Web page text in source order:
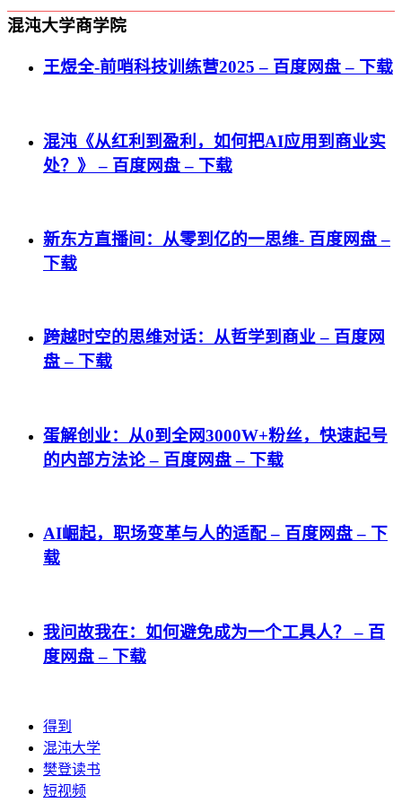
混沌大学商学院
王煜全-前哨科技训练营2025 – 百度网盘 – 下载
混沌《从红利到盈利，如何把AI应用到商业实
处？》 – 百度网盘 – 下载
新东方直播间：从零到亿的一思维- 百度网盘 –
下载
跨越时空的思维对话：从哲学到商业 – 百度网
盘 – 下载
蛋解创业：从0到全网3000W+粉丝，快速起号
的内部方法论 – 百度网盘 – 下载
AI崛起，职场变革与人的适配 – 百度网盘 – 下
载
我问故我在：如何避免成为一个工具人？ – 百
度网盘 – 下载
得到
混沌大学
樊登读书
短视频